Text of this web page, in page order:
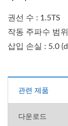
권선 수 : 1.5TS
작동 주파수 범
삽입 손실 : 5.0
관련 제품
다운로드